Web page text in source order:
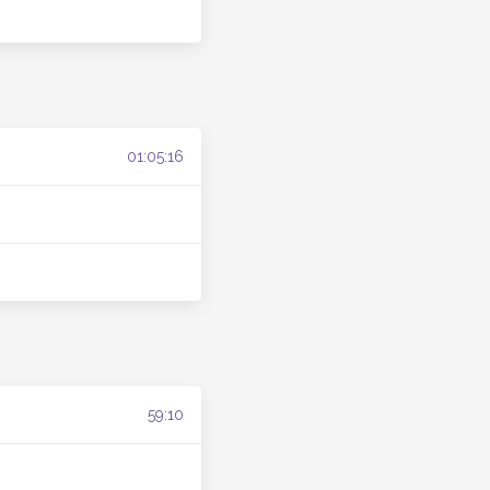
01:05:16
59:10